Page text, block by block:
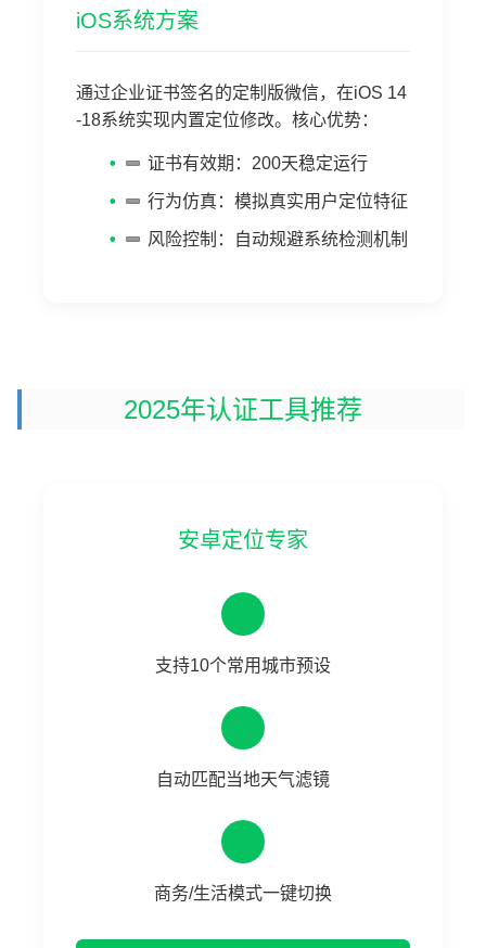
iOS系统方案
通过企业证书签名的定制版微信，在iOS 14
-18系统实现内置定位修改。核心优势：
证书有效期：200天稳定运行
行为仿真：模拟真实用户定位特征
风险控制：自动规避系统检测机制
2025年认证工具推荐
安卓定位专家
支持10个常用城市预设
自动匹配当地天气滤镜
商务/生活模式一键切换